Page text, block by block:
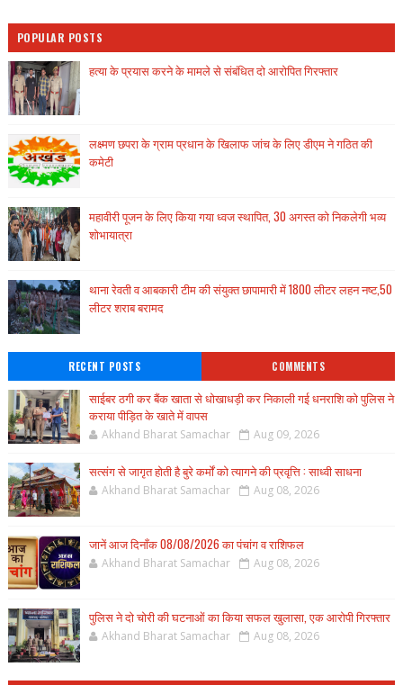
POPULAR POSTS
हत्या के प्रयास करने के मामले से संबंधित दो आरोपित गिरफ्तार
लक्ष्मण छपरा के ग्राम प्रधान के खिलाफ जांच के लिए डीएम ने गठित की
कमेटी
महावीरी पूजन के लिए किया गया ध्वज स्थापित, 30 अगस्त को निकलेगी भव्य
शोभायात्रा
थाना रेवती व आबकारी टीम की संयुक्त छापामारी में 1800 लीटर लहन नष्ट,50
लीटर शराब बरामद
RECENT POSTS COMMENTS
साईबर ठगी कर बैंक खाता से धोखाधड़ी कर निकाली गई धनराशि को पुलिस ने
कराया पीड़ित के खाते में वापस
Akhand Bharat Samachar Aug 09, 2026
सत्संग से जागृत होती है बुरे कर्मों को त्यागने की प्रवृत्ति : साध्वी साधना
Akhand Bharat Samachar Aug 08, 2026
जानें आज दिनाँक 08/08/2026 का पंचांग व राशिफल
Akhand Bharat Samachar Aug 08, 2026
पुलिस ने दो चोरी की घटनाओं का किया सफल खुलासा, एक आरोपी गिरफ्तार
Akhand Bharat Samachar Aug 08, 2026